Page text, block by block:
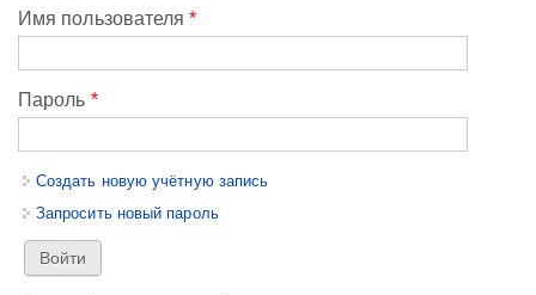
Имя пользователя*
Пароль *
Создать новую учётную запись
Запросить новый пароль